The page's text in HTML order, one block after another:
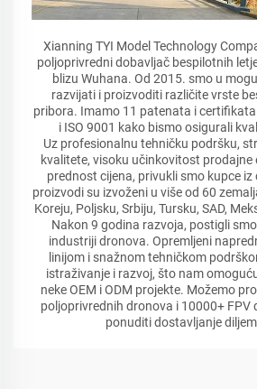
Xianning TYI Model Technology
poljoprivredni dobavljač bespilotnih
blizu Wuhana. Od 2015. smo u
razvijati i proizvoditi različite vrste
pribora. Imamo 11 patenata i certifikata
i ISO 9001 kako bismo osigurali
Uz profesionalnu tehničku podršku,
kvalitete, visoku učinkovitost prodajne
prednost cijena, privukli smo kupce iz
proizvodi su izvoženi u više od 60
Koreju, Poljsku, Srbiju, Tursku, SAD,
Nakon 9 godina razvoja, postigli
industriji dronova. Opremljeni
linijom i snažnom tehničkom
istraživanje i razvoj, što nam
neke OEM i ODM projekte. Možemo
poljoprivrednih dronova i 10000+ FPV
ponuditi dostavljanje